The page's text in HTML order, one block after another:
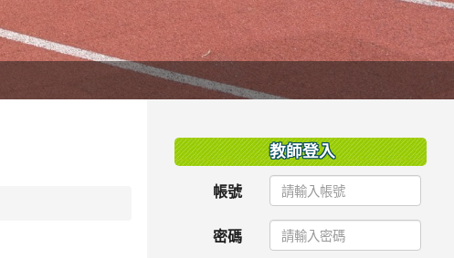
教師登入
帳號
密碼